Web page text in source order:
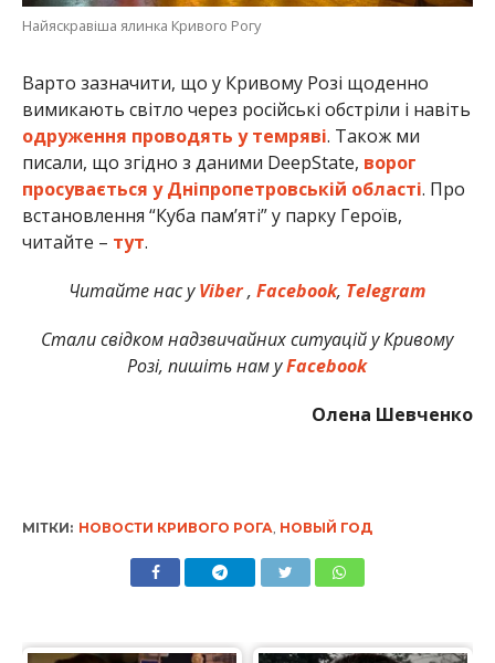
Найяскравіша ялинка Кривого Рогу
Варто зазначити, що у Кривому Розі щоденно
вимикають світло через російські обстріли і навіть
одруження проводять у темряві. Також ми
писали, що згідно з даними DeepState, ворог
просувається у Дніпропетровській області. Про
встановлення “Куба пам’яті” у парку Героїв,
читайте – тут.
Читайте нас уViber,Facebook, Telegram
Стали свідком надзвичайних ситуацій у Кривому
Розі, пишіть нам уFacebook
Олена Шевченко
МІТКИ: НОВОСТИ КРИВОГО РОГА НОВЫЙ ГОД